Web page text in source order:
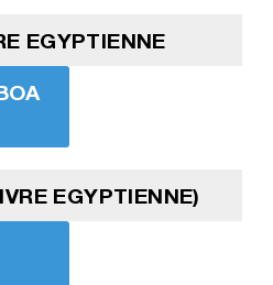
EGYPTIENNE
EGYPTIENNE)